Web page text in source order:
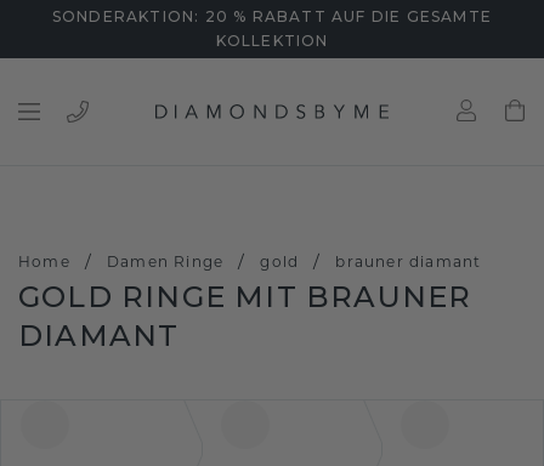
SONDERAKTION: 20 % RABATT AUF DIE GESAMTE
KOLLEKTION
Home / Damen Ringe / gold / brauner diamant
GOLD RINGE MIT BRAUNER
DIAMANT